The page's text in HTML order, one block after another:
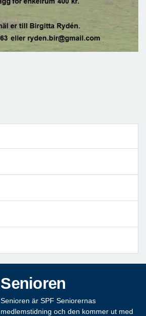
Senioren
Senioren är SPF Seniorernas
medlemstidning och den kommer ut med